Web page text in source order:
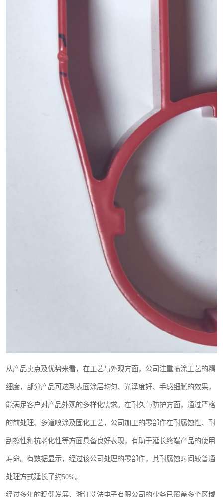
从产品卖点及优势来看，在工艺与外观方面，公司注重喷涂工艺的精
细度，部分产品可达到表面涂层均匀、光泽度好、手感细腻的效果，
能满足客户对产品外观的多样化需求。在耐久与防护方面，通过严格
的前处理、多道喷涂及固化工艺，公司加工的零部件在耐腐蚀性、耐
刮擦性和抗老化性等方面具备良好表现，有助于延长终端产品的使用
寿命。有数据显示，经过该公司处理的零部件，其耐腐蚀时间较普通
处理方式延长了约50%。
经过多年的稳健发展，浙江艾法电子有限公司的业务已覆盖多个区域